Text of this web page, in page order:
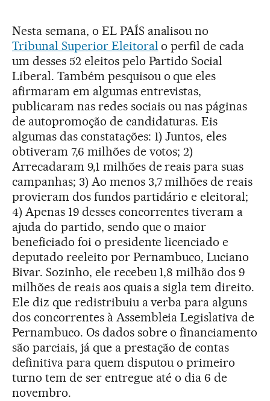
Nesta semana, o EL PAÍS analisou no
Tribunal Superior Eleitoral o perfil de cada
um desses 52 eleitos pelo Partido Social
Liberal. Também pesquisou o que eles
afirmaram em algumas entrevistas,
publicaram nas redes sociais ou nas páginas
de autopromoção de candidaturas. Eis
algumas das constatações: 1) Juntos, eles
obtiveram 7,6 milhões de votos; 2)
Arrecadaram 9,1 milhões de reais para suas
campanhas; 3) Ao menos 3,7 milhões de reais
provieram dos fundos partidário e eleitoral;
4) Apenas 19 desses concorrentes tiveram a
ajuda do partido, sendo que o maior
beneficiado foi o presidente licenciado e
deputado reeleito por Pernambuco, Luciano
Bivar. Sozinho, ele recebeu 1,8 milhão dos 9
milhões de reais aos quais a sigla tem direito.
Ele diz que redistribuiu a verba para alguns
dos concorrentes à Assembleia Legislativa de
Pernambuco. Os dados sobre o financiamento
são parciais, já que a prestação de contas
definitiva para quem disputou o primeiro
turno tem de ser entregue até o dia 6 de
novembro.